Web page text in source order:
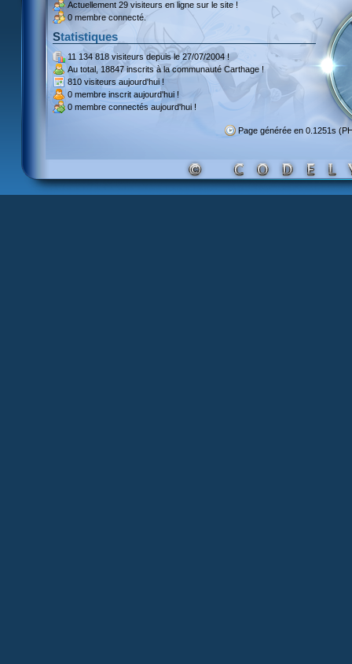
Actuellement 29 visiteurs en ligne sur le site !
0 membre connecté.
Statistiques
11 134 818 visiteursdepuis le 27/07/2004 !
Au total, 18847 inscritsà la communauté Carthage !
810 visiteurs aujourd'hui !
0 membre inscrit aujourd'hui !
0 membre connectés aujourd'hui !
Page générée en 0.1251s